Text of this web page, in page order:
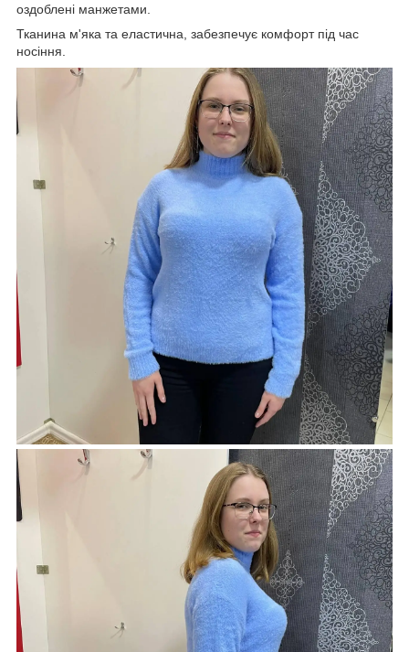
оздоблені манжетами.
Тканина м'яка та еластична, забезпечує комфорт під час
носіння.